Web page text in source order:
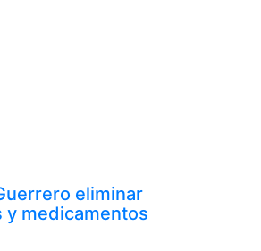
eliminar
y medicamentos